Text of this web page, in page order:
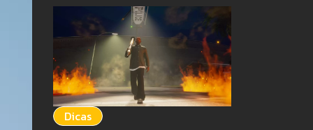
Dicas